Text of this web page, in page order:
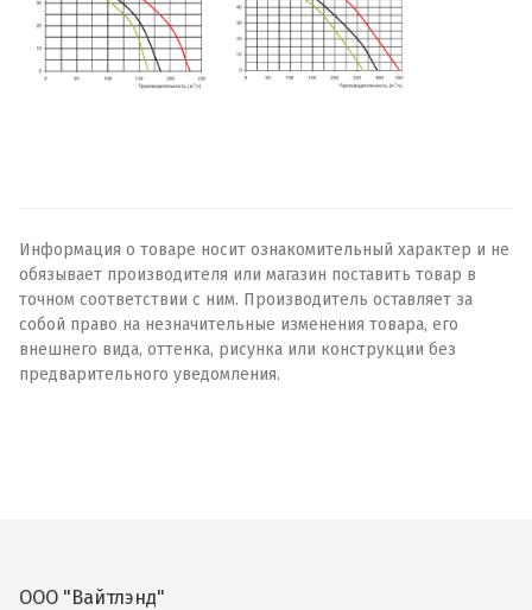
Информация о товаре носит ознакомительный характер и не
обязывает производителя или магазин поставить товар в
точном соответствии с ним. Производитель оставляет за
собой право на незначительные изменения товара, его
внешнего вида, оттенка, рисунка или конструкции без
предварительного уведомления.
ООО "Вайтлэнд"